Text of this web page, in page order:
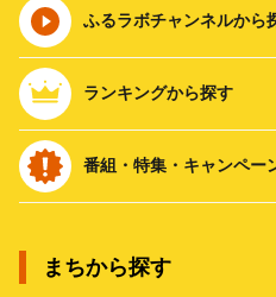
ふるラボチャンネルから
ランキングから探す
番組・特集・キャンペー
まちから探す